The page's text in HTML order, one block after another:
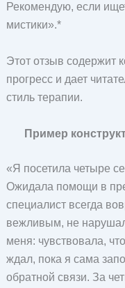
Рекомендую, если
мистики».*
Этот отзыв содержит
прогресс и дает
стиль терапии.
Пример
«Я посетила четыре
Ожидала помощи в
специалист всегда
вежливым, не
меня: чувствовала,
ждал, пока я сама
обратной связи. За